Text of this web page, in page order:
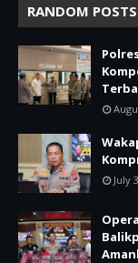
RANDOM POSTS
July